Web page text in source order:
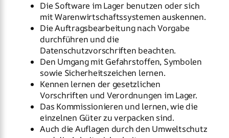
Die Software im Lager benutzen oder sich
mit Warenwirtschaftssystemen auskennen.
Die Auftragsbearbeitung nach Vorgabe
durchführen und die
Datenschutzvorschriften beachten.
Den Umgang mit Gefahrstoffen, Symbolen
sowie Sicherheitszeichen lernen.
Kennen lernen der gesetzlichen
Vorschriften und Verordnungen im Lager.
Das Kommissionieren und lernen, wie die
einzelnen Güter zu verpacken sind.
Auch die Auflagen durch den Umweltschutz